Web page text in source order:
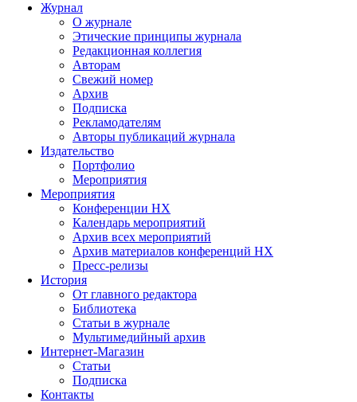
Журнал
О журнале
Этические принципы журнала
Редакционная коллегия
Авторам
Свежий номер
Архив
Подписка
Рекламодателям
Авторы публикаций журнала
Издательство
Портфолио
Мероприятия
Мероприятия
Конференции НХ
Календарь мероприятий
Архив всех мероприятий
Архив материалов конференций НХ
Пресс-релизы
История
От главного редактора
Библиотека
Статьи в журнале
Мультимедийный архив
Интернет-Магазин
Статьи
Подписка
Контакты